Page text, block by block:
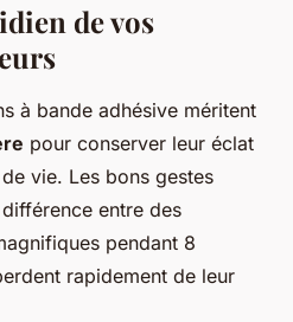
de vos
à bande adhésive méritent
pour conserver leur éclat
vie. Les bons gestes
entre des
pendant 8
rapidement de leur